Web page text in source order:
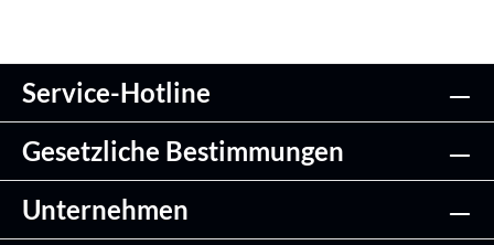
Service-Hotline
Gesetzliche Bestimmungen
Unternehmen